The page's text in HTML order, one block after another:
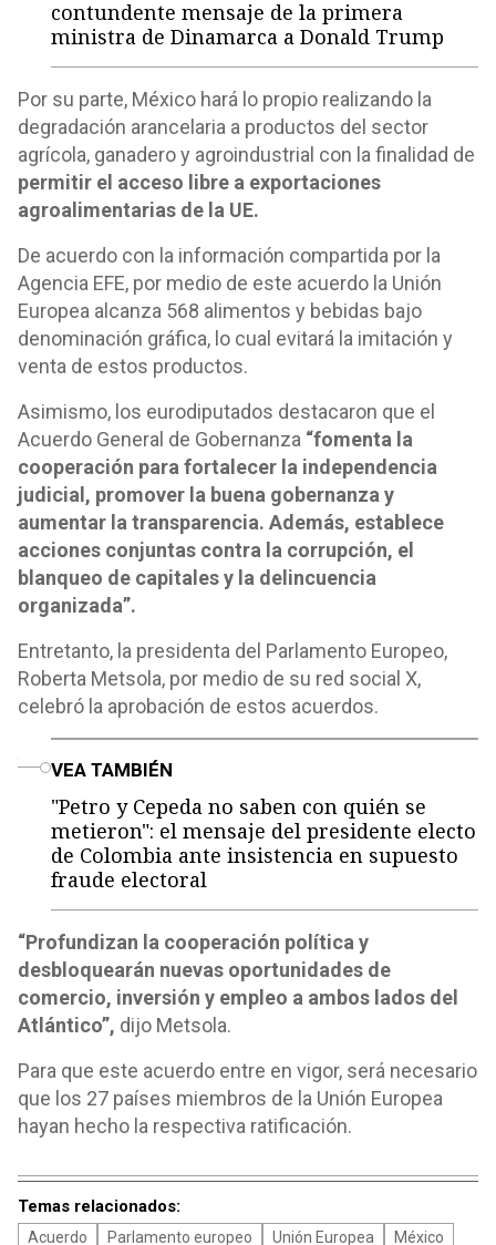
contundente mensaje de la primera
ministra de Dinamarca a Donald Trump
Por su parte, México hará lo propio realizando la
degradación arancelaria a productos del sector
agrícola, ganadero y agroindustrial con la finalidad de
permitir el acceso libre a exportaciones
agroalimentarias de la UE.
De acuerdo con la información compartida por la
Agencia EFE, por medio de este acuerdo la Unión
Europea alcanza 568 alimentos y bebidas bajo
denominación gráfica, lo cual evitará la imitación y
venta de estos productos.
Asimismo, los eurodiputados destacaron que el
Acuerdo General de Gobernanza “fomenta la
cooperación para fortalecer la independencia
judicial, promover la buena gobernanza y
aumentar la transparencia. Además, establece
acciones conjuntas contra la corrupción, el
blanqueo de capitales y la delincuencia
organizada”.
Entretanto, la presidenta del Parlamento Europeo,
Roberta Metsola, por medio de su red social X,
celebró la aprobación de estos acuerdos.
VEA TAMBIÉN
"Petro y Cepeda no saben con quién se
metieron": el mensaje del presidente electo
de Colombia ante insistencia en supuesto
fraude electoral
“Profundizan la cooperación política y
desbloquearán nuevas oportunidades de
comercio, inversión y empleo a ambos lados del
Atlántico”, dijo Metsola.
Para que este acuerdo entre en vigor, será necesario
que los 27 países miembros de la Unión Europea
hayan hecho la respectiva ratificación.
Temas relacionados:
Acuerdo Parlamento europeo Unión Europea México